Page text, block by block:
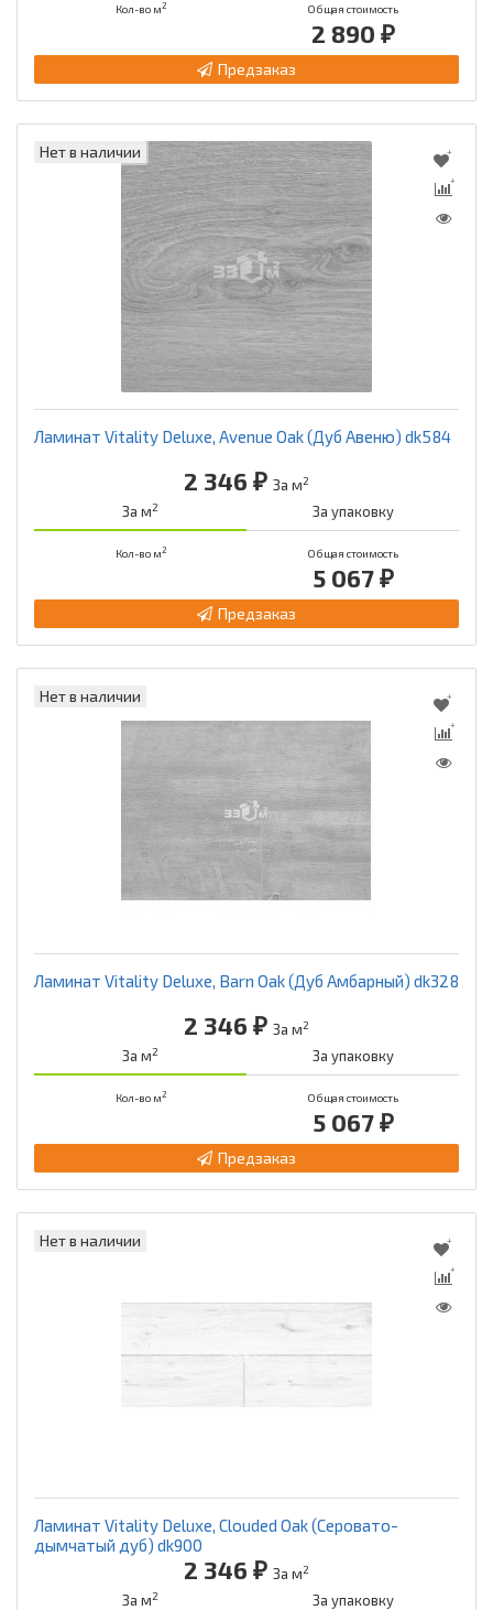
Кол-во м2 Общая стоимость
2 890 ₽
Предзаказ
Нет в наличии
Ламинат Vitality Deluxe, Avenue Oak (Дуб Авеню) dk584
2 346 ₽ За м2
За м2 За упаковку
Кол-во м2 Общая стоимость
5 067 ₽
Предзаказ
Нет в наличии
Ламинат Vitality Deluxe, Barn Oak (Дуб Амбарный) dk328
2 346 ₽ За м2
За м2 За упаковку
Кол-во м2 Общая стоимость
5 067 ₽
Предзаказ
Нет в наличии
Ламинат Vitality Deluxe, Clouded Oak (Серовато-
дымчатый дуб) dk900
2 346 ₽ За м2
За м2 За упаковку